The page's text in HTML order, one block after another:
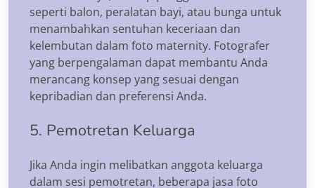
seperti balon, peralatan bayi, atau bunga untuk
menambahkan sentuhan keceriaan dan
kelembutan dalam foto maternity. Fotografer
yang berpengalaman dapat membantu Anda
merancang konsep yang sesuai dengan
kepribadian dan preferensi Anda.
5. Pemotretan Keluarga
Jika Anda ingin melibatkan anggota keluarga
dalam sesi pemotretan, beberapa jasa foto